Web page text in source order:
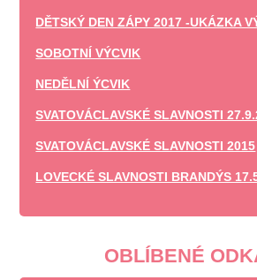
DĚTSKÝ DEN ZÁPY 2017 -UKÁZKA
SOBOTNÍ VÝCVIK
NEDĚLNÍ ÝCVIK
SVATOVÁCLAVSKÉ SLAVNOSTI
SVATOVÁCLAVSKÉ SLAVNOSTI 2015
LOVECKÉ SLAVNOSTI BRANDÝS
OBLÍBENÉ